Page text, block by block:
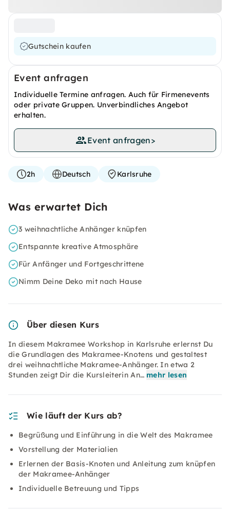
Gutschein kaufen
Event anfragen
Individuelle Termine anfragen. Auch für Firmenevents
oder private Gruppen. Unverbindliches Angebot
erhalten.
Event anfragen>
2h Deutsch Karlsruhe
Was erwartet Dich
3 weihnachtliche Anhänger knüpfen
Entspannte kreative Atmosphäre
Für Anfänger und Fortgeschrittene
Nimm Deine Deko mit nach Hause
Über diesen Kurs
In diesem Makramee Workshop in Karlsruhe erlernst Du
die Grundlagen des Makramee-Knotens und gestaltest
drei weihnachtliche Makramee-Anhänger. In etwa 2
Stunden zeigt Dir die Kursleiterin An… mehr lesen
Wie läuft der Kurs ab?
Begrüßung und Einführung in die Welt des Makramee
Vorstellung der Materialien
Erlernen der Basis-Knoten und Anleitung zum knüpfen
der Makramee-Anhänger
Individuelle Betreuung und Tipps